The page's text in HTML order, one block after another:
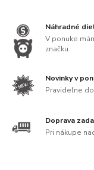
Náhradné
V ponuke
značku.
Novinky v
Pravideľne
Doprava
Pri nákupe